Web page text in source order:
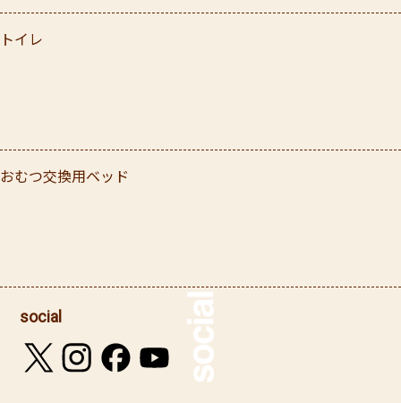
トイレ
おむつ交換用ベッド
social